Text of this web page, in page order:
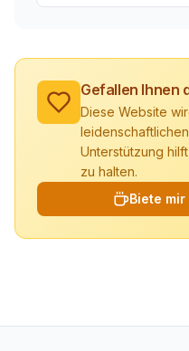
Gefallen Ihnen
Diese Website
Unterstützung
zu halten.
Biete